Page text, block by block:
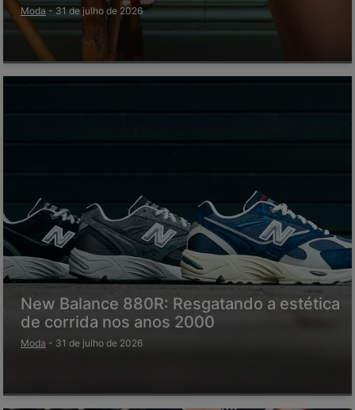
Moda - 31 de julho de 2026
New Balance 880R: Resgatando a estética
de corrida nos anos 2000
Moda - 31 de julho de 2026